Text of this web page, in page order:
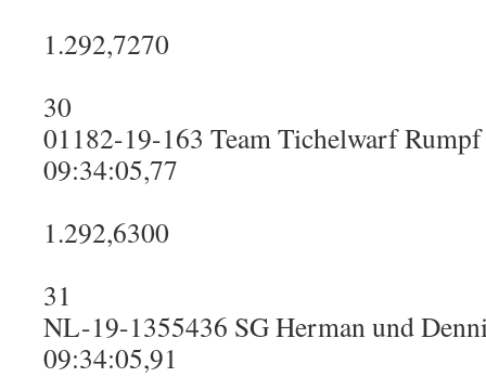
1.292,7270
30
01182-19-163 Team Tichelwarf
09:34:05,77
1.292,6300
31
NL-19-1355436 SG Herman und
09:34:05,91